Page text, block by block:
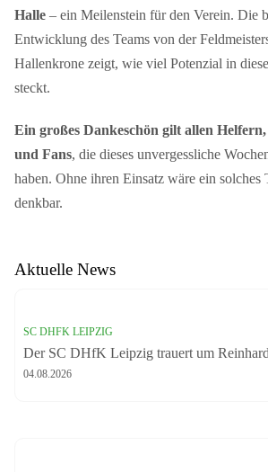
Halle– ein Meilenstein für den Verein. Die
Entwicklung des Teams von der
Hallenkrone zeigt, wie viel Potenzial in
steckt.
Ein großes Dankeschön gilt allen
und Fans, die dieses unvergessliche
haben. Ohne ihren Einsatz wäre ein solches
denkbar.
Aktuelle News
SC DHFK LEIPZIG
Der SC DHfK Leipzig trauert um
04.08.2026